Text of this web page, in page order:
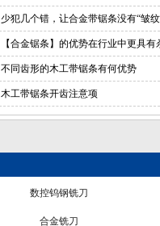
少犯几个错，让合金带锯条没有“皱
【合金锯条】的优势在行业中更具有
不同齿形的木工带锯条有何优势
木工带锯条开齿注意项
数控钨钢铣刀